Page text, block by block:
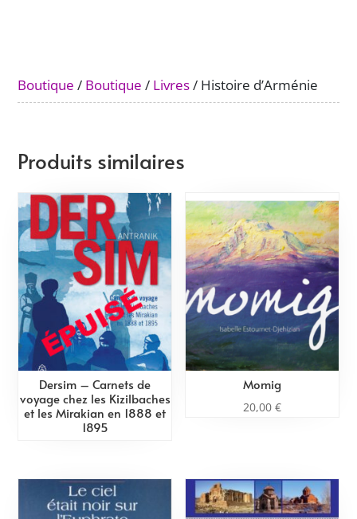
Boutique / Boutique / Livres/ Histoire d’Arménie
Produits similaires
Dersim – Carnets de
voyage chez les Kizilbaches
et les Mirakian en 1888 et
1895
Momig
20,00 €